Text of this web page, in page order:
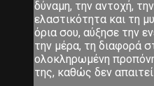
δύναμη, την αντοχή,
ελαστικότητα και τη
όρια σου, αύξησε την
την μέρα, τη διαφορά
ολοκληρωμένη
της, καθώς δεν